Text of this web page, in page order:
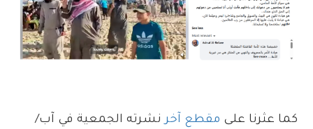
كما عثرنا على مقطع آخرنشرته الجمعية في آب/